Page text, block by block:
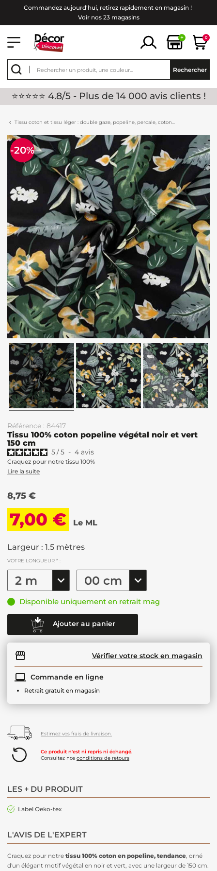
Commandez aujourd'hui, retirez rapidement en magasin !
Voir nos 23 magasins
+ 0
Rechercher
⭐⭐⭐⭐⭐ 4.8/5 - Plus de 14 000 avis clients !
Tissu coton et tissu léger : double gaze, popeline, percale, coton...
-20%
Référence : 84417
Tissu 100% coton popeline végétal noir et vert
150 cm
5/5 - 4 avis
Craquez pour notre tissu 100%
Lire la suite
8,75 €
7,00 € Le ML
Largeur : 1.5 mètres
VOTRE LONGUEUR * :
Disponible uniquement en retrait mag
Ajouter au panier
Vérifier votre stock en magasin
Commande en ligne
Retrait gratuit en magasin
Estimez vos frais de livraison.
Ce produit n'est ni repris ni échangé.
Consultez nos conditions de retours
LES + DU PRODUIT
Label Oeko-tex
L'AVIS DE L'EXPERT
Craquez pour notre tissu 100% coton en popeline, tendance , orné
d'un élégant motif végétal en noir et vert, avec une largeur de 150 cm.